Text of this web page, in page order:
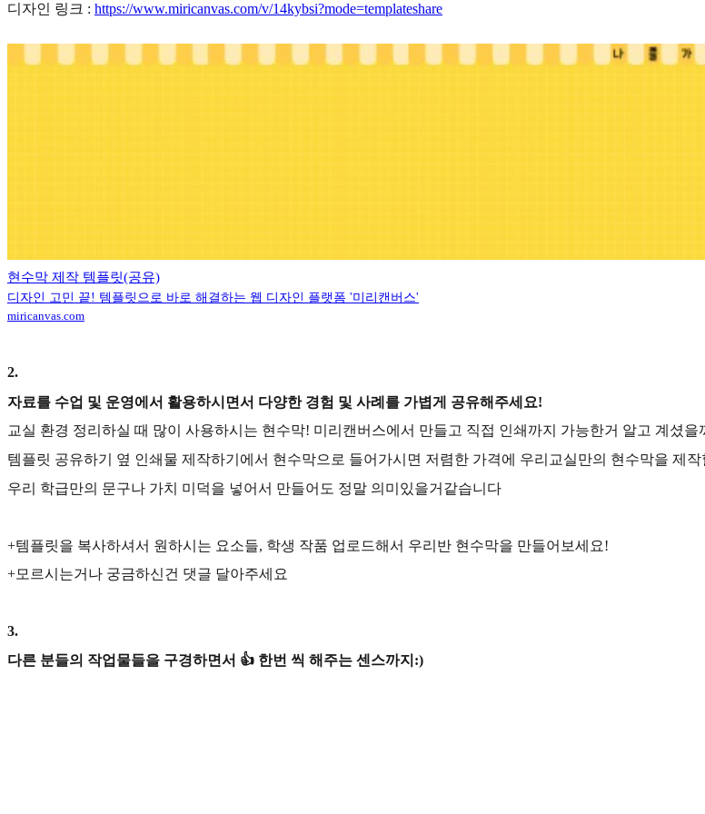
디자인 링크 : https://www.miricanvas.com/v/14kybsi?mode=templateshare
현수막 제작 템플릿(공유)
디자인 고민 끝! 템플릿으로 바로 해결하는 웹 디자인 플랫폼 '미리캔버스'
miricanvas.com
2.
자료를 수업 및 운영에서 활용하시면서 다양한 경험 및 사례를 가볍게 공유해주세요!
교실 환경 정리하실 때 많이 사용하시는 현수막! 미리캔버스에서 만들고 직접 인쇄까지 가능한거 알고 계셨을
템플릿 공유하기 옆 인쇄물 제작하기에서 현수막으로 들어가시면 저렴한 가격에 우리교실만의 현수막을 제작
우리 학급만의 문구나 가치 미덕을 넣어서 만들어도 정말 의미있을거같습니다
+템플릿을 복사하셔서 원하시는 요소들, 학생 작품 업로드해서 우리반 현수막을 만들어보세요!
+모르시는거나 궁금하신건 댓글 달아주세요
3.
다른 분들의 작업물들을 구경하면서 👍 한번 씩 해주는 센스까지:)